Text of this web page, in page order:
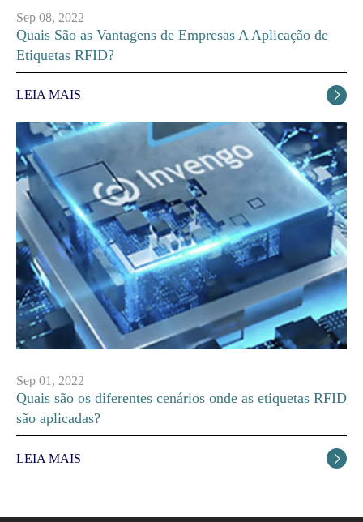
Sep 08, 2022
Quais São as Vantagens de Empresas A Aplicação de
Etiquetas RFID?
LEIA MAIS 
Sep 01, 2022
Quais são os diferentes cenários onde as etiquetas RFID
são aplicadas?
LEIA MAIS 